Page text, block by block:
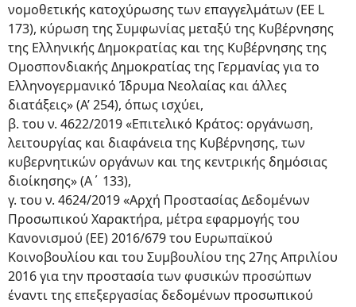
νομοθετικής κατοχύρωσης των επαγγελμάτων (EE L
173), κύρωση της Συμφωνίας μεταξύ της Κυβέρνησης
της Ελληνικής Δημοκρατίας και της Κυβέρνησης της
Ομοσπονδιακής Δημοκρατίας της Γερμανίας για το
Ελληνογερμανικό Ίδρυμα Νεολαίας και άλλες
διατάξεις» (Α’ 254), όπως ισχύει,
β. του ν. 4622/2019 «Επιτελικό Κράτος: οργάνωση,
λειτουργίας και διαφάνεια της Κυβέρνησης, των
κυβερνητικών οργάνων και της κεντρικής δημόσιας
διοίκησης» (Α΄ 133),
γ. του ν. 4624/2019 «Αρχή Προστασίας Δεδομένων
Προσωπικού Χαρακτήρα, μέτρα εφαρμογής του
Κανονισμού (ΕΕ) 2016/679 του Ευρωπαϊκού
Κοινοβουλίου και του Συμβουλίου της 27ης Απριλίου
2016 για την προστασία των φυσικών προσώπων
έναντι της επεξεργασίας δεδομένων προσωπικού